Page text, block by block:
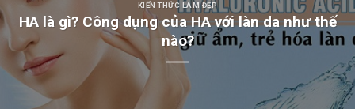
KIẾN THỨC LÀM ĐẸP
HA là gì? Công dụng của HA với làn da như thế
nào?